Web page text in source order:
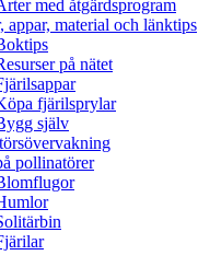
med åtgärdsprogram
appar, material och länktips
på nätet
fjärilsprylar
själv
pollinatörer